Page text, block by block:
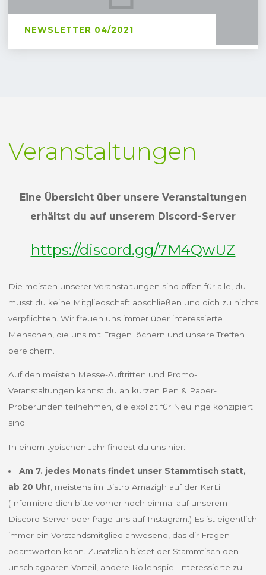
NEWSLETTER 04/2021
Veranstaltungen
Eine Übersicht über unsere Veranstaltungen
erhältst du auf unserem Discord-Server
https://discord.gg/7M4QwUZ
Die meisten unserer Veranstaltungen sind offen für alle, du
musst du keine Mitgliedschaft abschließen und dich zu nichts
verpflichten. Wir freuen uns immer über interessierte
Menschen, die uns mit Fragen löchern und unsere Treffen
bereichern.
Auf den meisten Messe-Auftritten und Promo-
Veranstaltungen kannst du an kurzen Pen & Paper-
Proberunden teilnehmen, die explizit für Neulinge konzipiert
sind.
In einem typischen Jahr findest du uns hier:
Am 7. jedes Monats findet unser Stammtisch statt,
ab 20 Uhr, meistens im Bistro Amazigh auf der KarLi.
(Informiere dich bitte vorher noch einmal auf unserem
Discord-Server oder frage uns auf Instagram.) Es ist eigentlich
immer ein Vorstandsmitglied anwesend, das dir Fragen
beantworten kann. Zusätzlich bietet der Stammtisch den
unschlagbaren Vorteil, andere Rollenspiel-Interessierte zu